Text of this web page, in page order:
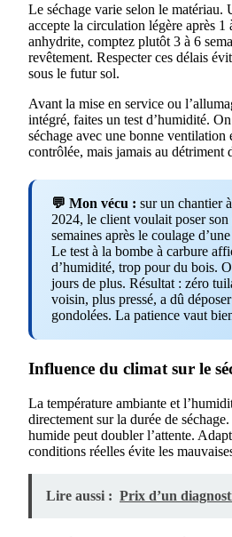
Le séchage varie selon le matériau.
accepte la circulation légère après 1
anhydrite, comptez plutôt 3 à 6
revêtement. Respecter ces délais
sous le futur sol.
Avant la mise en service ou
intégré, faites un test d’humidité.
séchage avec une bonne ventilation
contrôlée, mais jamais au détriment
💬 Mon vécu : sur un chantier
2024, le client voulait poser son
semaines après le coulage
Le test à la bombe à carbure
d’humidité, trop pour du bois.
jours de plus. Résultat : zéro
voisin, plus pressé, a dû
gondolées. La patience vaut
Influence du climat sur le
La température ambiante et
directement sur la durée de
humide peut doubler l’attente.
conditions réelles évite les
Lire aussi : Prix d’un